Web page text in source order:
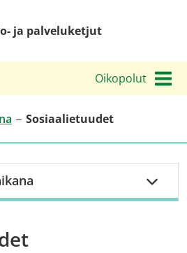
Oikopolut
ja palveluketjut
Sosiaalietuudet